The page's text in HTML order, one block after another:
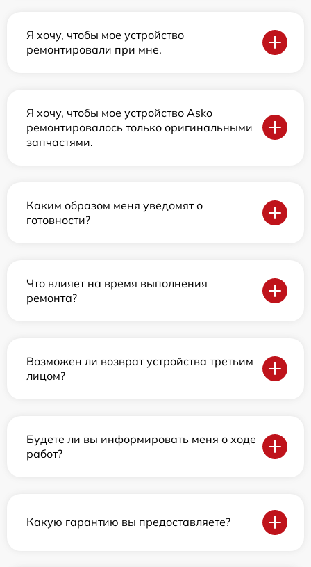
Я хочу, чтобы мое устройство
ремонтировали при мне.
Я хочу, чтобы мое устройство Asko
ремонтировалось только оригинальными
запчастями.
Каким образом меня уведомят о
готовности?
Что влияет на время выполнения
ремонта?
Возможен ли возврат устройства третьим
лицом?
Будете ли вы информировать меня о ходе
работ?
Какую гарантию вы предоставляете?